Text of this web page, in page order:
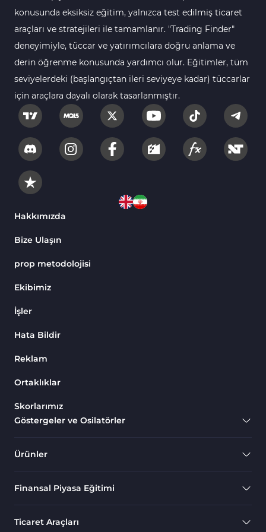
Göstergeleri
Intraday MT4 Göstergeleri 344
MetaTrader 4’te
DrawdownGöstergeleri
Binary Options MT4
Göstergeleri
Öncü MT4 Göstergeleri 75
Akıllı Para MT4 Göstergeleri 74
Destek ve Direnç MT4
Harmonik MT4 Göstergeleri
Aşırı Alım ve Aşırı Satım MT4
Göstergeleri
MetaTrader 4 için Fibonacci
Göstergeleri
Bantlar ve Kanallar MT4
Göstergeleri
Kurumsal Hisse Piyasası MT4
MT4 için Hareketli Göstergeleri
Scalping MT4 Göstergeleri
Göstergeleri
konusunda eksiksiz eğitim, yalnızca test edilmiş ticaret
araçları ve stratejileri ile tamamlanır. "Trading Finder"
deneyimiyle, tüccar ve yatırımcılara doğru anlama ve
derin öğrenme konusunda yardımcı olur. Eğitimler, tüm
seviyelerdeki (başlangıçtan ileri seviyeye kadar) tüccarlar
için araçlara dayalı olarak tasarlanmıştır.
Hakkımızda
Bize Ulaşın
prop metodolojisi
Ekibimiz
İşler
Hata Bildir
Reklam
Ortaklıklar
Skorlarımız
Göstergeler ve Osilatörler
Ürünler
Finansal Piyasa Eğitimi
Ticaret Araçları